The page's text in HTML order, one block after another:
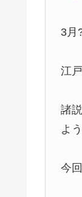
3月
江
諸
よ
今